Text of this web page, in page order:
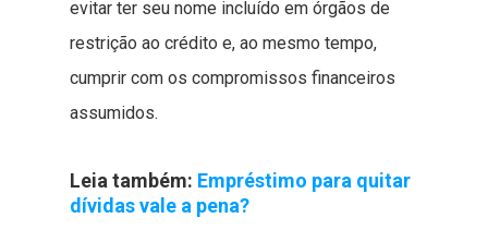
evitar ter seu nome incluído em órgãos de
restrição ao crédito e, ao mesmo tempo,
cumprir com os compromissos financeiros
assumidos.
Leia também: Empréstimo para quitar
dívidas vale a pena?